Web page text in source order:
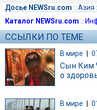
Досье NEWSru.com :: Азия
Каталог NEWSru.com ::
ССЫЛКИ ПО ТЕМЕ
В мире |
Сын Ким
о
В мире